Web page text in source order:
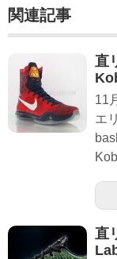
関連記事
直
11
エ
直